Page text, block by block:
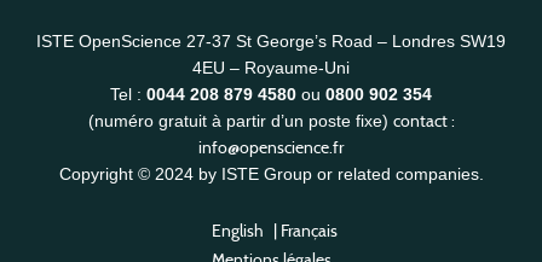
ISTE OpenScience 27-37 St George’s Road – Londres SW19
4EU – Royaume-Uni
Tel : 0044 208 879 4580 ou 0800 902 354
(numéro gratuit à partir d’un poste fixe) contact :
info@openscience.fr
Copyright © 2024 by ISTE Group or related companies.
English | Français